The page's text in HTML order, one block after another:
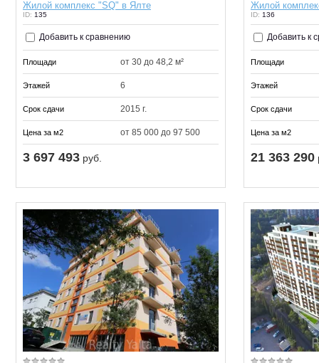
Жилой комплекс "SQ" в Ялте
ID: 135
Добавить к сравнению
Площади от 30 до 48,2 м²
Этажей 6
Срок сдачи 2015 г.
Цена за м2 от 85 000 до 97 500
3 697 493 руб.
Жилой
ID: 136
Добавить к
Площади
Этажей
Срок сдачи
Цена за м2
21 363 290